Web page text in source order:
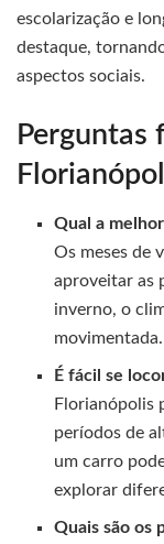
escolarização e
destaque,
aspectos sociais.
Perguntas
Qual a
Os meses de
aproveitar as
inverno, o
movimentada.
É fácil se
Florianópolis
períodos de
um carro
explorar
Quais são os